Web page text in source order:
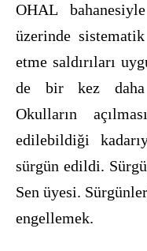
OHAL
üzerinde
etme saldırıları
de bir kez daha
Okulların
edilebildiği
sürgün edildi.
Sen üyesi.
engellemek.